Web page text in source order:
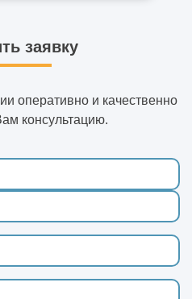
заявку
оперативно и качественно
консультацию.